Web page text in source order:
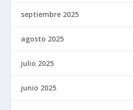
septiembre 2025
agosto 2025
julio 2025
junio 2025